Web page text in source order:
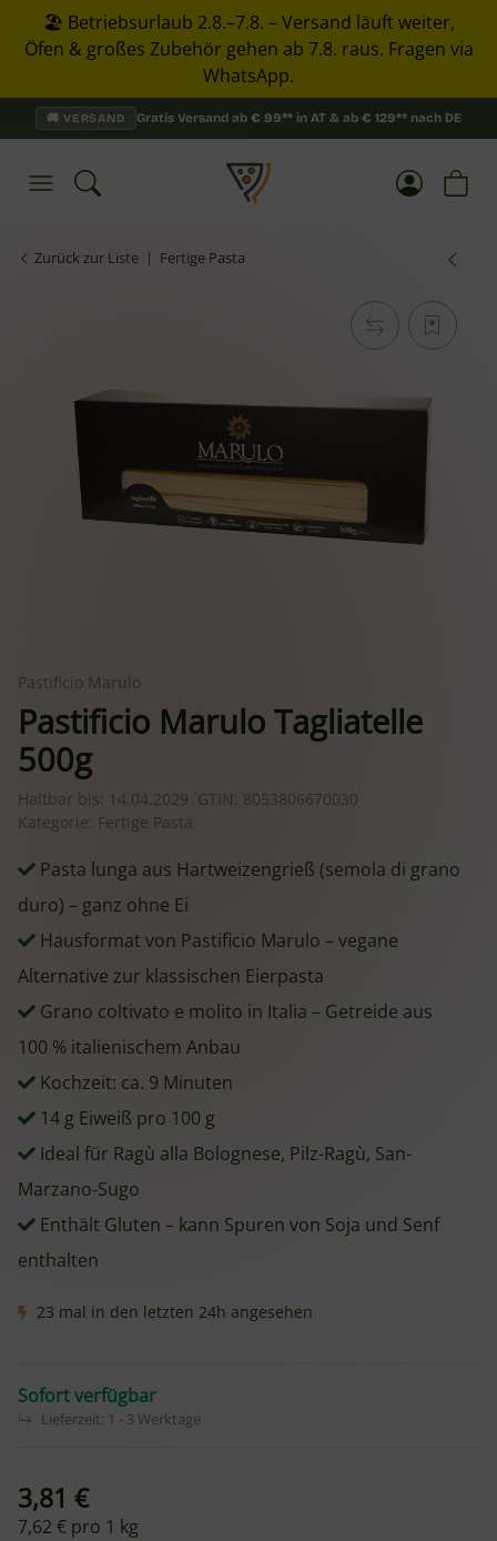
🏖️ Betriebsurlaub 2.8.–7.8. – Versand läuft weiter,
Öfen & großes Zubehör gehen ab 7.8. raus. Fragen via
WhatsApp.
🚚 VERSAND Gratis Versand ab € 99** in AT & ab € 129** nach DE
Zurück zur Liste Fertige Pasta
Pastificio Marulo
Pastificio Marulo Tagliatelle
500g
Haltbar bis: 14.04.2029 GTIN: 8053806670030
Kategorie: Fertige Pasta
Pasta lunga aus Hartweizengrieß (semola di grano
duro) – ganz ohne Ei
Hausformat von Pastificio Marulo – vegane
Alternative zur klassischen Eierpasta
Grano coltivato e molito in Italia – Getreide aus
100 % italienischem Anbau
Kochzeit: ca. 9 Minuten
14 g Eiweiß pro 100 g
Ideal für Ragù alla Bolognese, Pilz-Ragù, San-
Marzano-Sugo
Enthält Gluten – kann Spuren von Soja und Senf
enthalten
23 mal in den letzten 24h angesehen
Sofort verfügbar
Lieferzeit: 1 - 3 Werktage
3,81 €
7,62 € pro 1 kg